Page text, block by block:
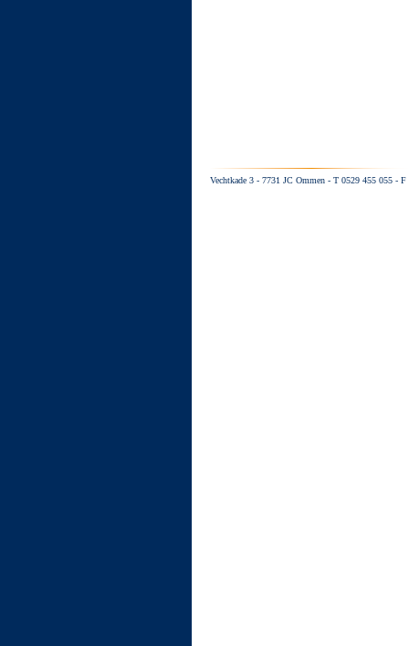
Vechtkade 3 - 7731 JC Ommen - T 0529 455 055 -